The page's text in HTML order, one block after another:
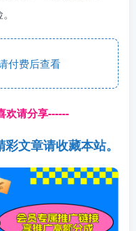
付费后查看
欢请分享------
文章请收藏本站。